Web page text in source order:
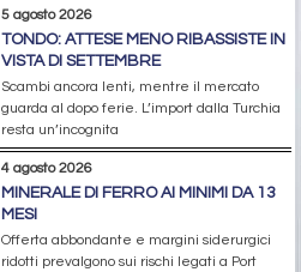
5 agosto 2026
TONDO: ATTESE MENO RIBASSISTE IN
VISTA DI SETTEMBRE
Scambi ancora lenti, mentre il mercato
guarda al dopo ferie. L’import dalla Turchia
resta un’incognita
4 agosto 2026
MINERALE DI FERRO AI MINIMI DA 13
MESI
Offerta abbondante e margini siderurgici
ridotti prevalgono sui rischi legati a Port